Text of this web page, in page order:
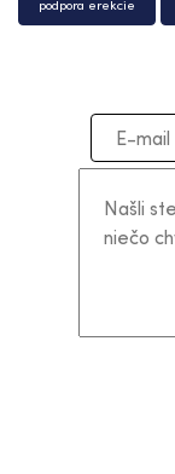
podpora erekcie